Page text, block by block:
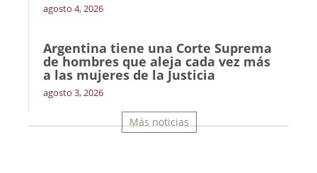
agosto 4, 2026
Argentina tiene una Corte Suprema
de hombres que aleja cada vez más
a las mujeres de la Justicia
agosto 3, 2026
Más noticias